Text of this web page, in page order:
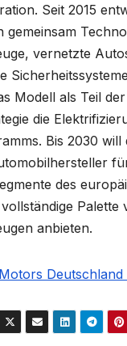
Seit 2015
gemeinsam
vernetzte
Modell als Teil
die
Bis 2030 will
des
Palette
anbieten.
Deutschland